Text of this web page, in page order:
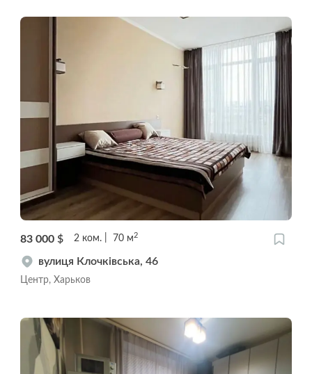
83 000 $ 2 ком. 70 м 2
вулиця Клочківська, 46
Центр, Харьков